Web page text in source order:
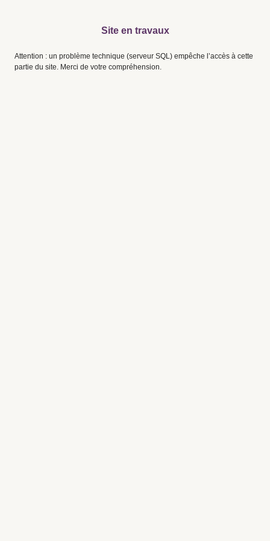
Site en travaux
Attention : un problème technique (serveur SQL) empêche l’accès à cette
partie du site. Merci de votre compréhension.